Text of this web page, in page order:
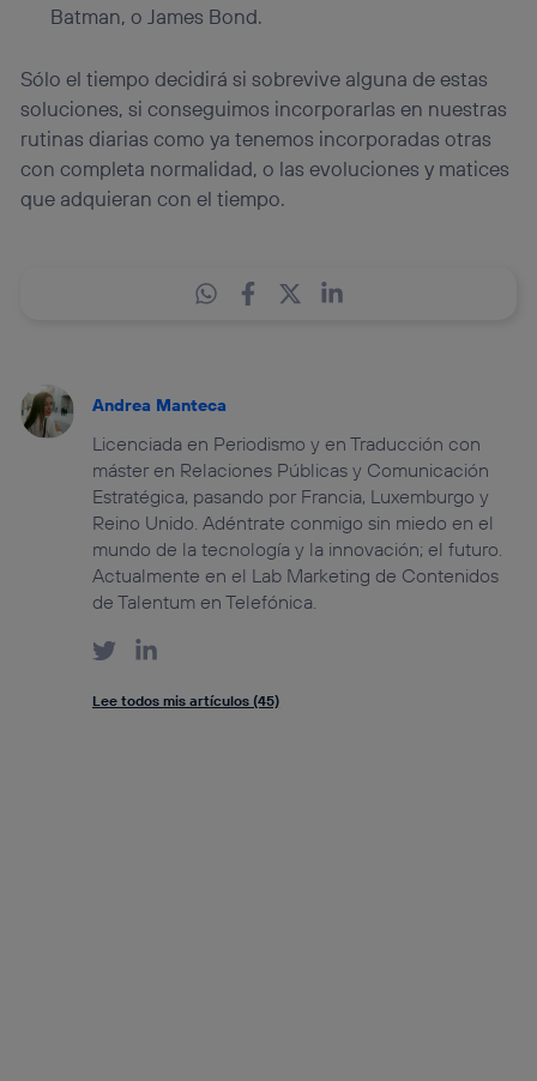
Batman, o James Bond.
Sólo el tiempo decidirá si sobrevive alguna de estas
soluciones, si conseguimos incorporarlas en nuestras
rutinas diarias como ya tenemos incorporadas otras
con completa normalidad, o las evoluciones y matices
que adquieran con el tiempo.
Andrea Manteca
Licenciada en Periodismo y en Traducción con
máster en Relaciones Públicas y Comunicación
Estratégica, pasando por Francia, Luxemburgo y
Reino Unido. Adéntrate conmigo sin miedo en el
mundo de la tecnología y la innovación; el futuro.
Actualmente en el Lab Marketing de Contenidos
de Talentum en Telefónica.
Lee todos mis artículos (45)